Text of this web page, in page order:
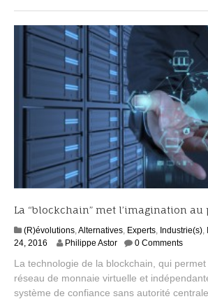
La “blockchain” met l’imagination au
(R)évolutions,Alternatives, Experts, Industrie(s),
24, 2016
r
i
l
Philippe Astor 0 Comments
La technologie de la blockchain, qui permet
réseau de monnaie virtuelle et
système de confiance sans autorité